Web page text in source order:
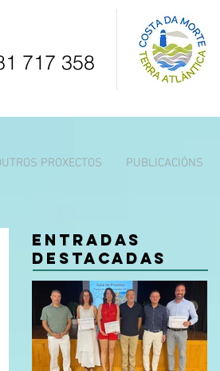
717 358
PROXECTOS PUBLICACIÓNS
Entradas
destacadas